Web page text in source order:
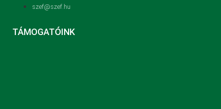
szef@szef.hu
TÁMOGATÓINK